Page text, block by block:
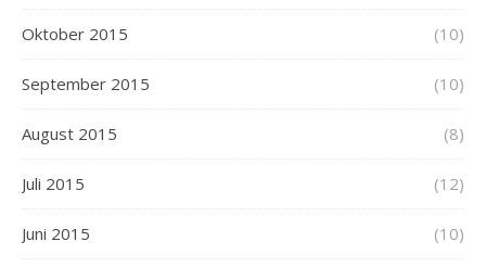
Oktober 2015 (10)
September 2015 (10)
August 2015 (8)
Juli 2015 (12)
Juni 2015 (10)